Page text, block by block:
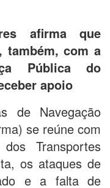
afirma que
também, com a
Pública do
apoio
de Navegação
se reúne com
Transportes
os ataques de
e a falta de